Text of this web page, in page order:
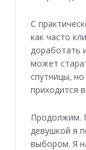
С
как часто
доработать
может
спутницы,
приходится
Продолжим.
девушкой я
выбором. Я